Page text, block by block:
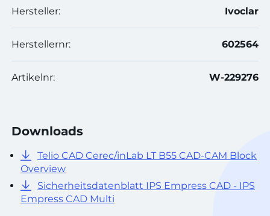
Hersteller: Ivoclar
Herstellernr: 602564
Artikelnr: W-229276
Downloads
Telio CAD Cerec/inLab LT B55 CAD-CAM Block
Overview
Sicherheitsdatenblatt IPS Empress CAD - IPS
Empress CAD Multi